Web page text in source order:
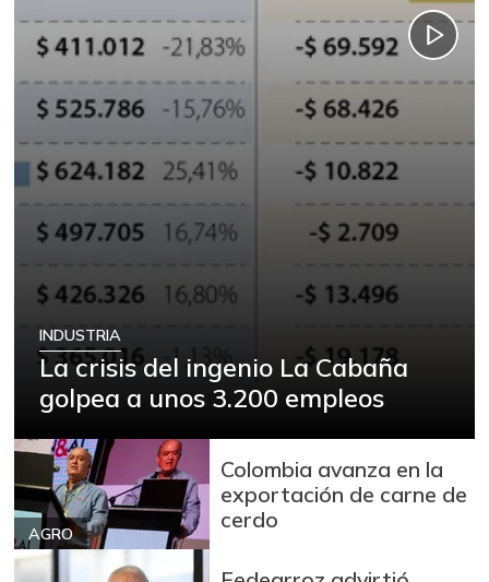
INDUSTRIA
La crisis del ingenio La Cabaña
golpea a unos 3.200 empleos
AGRO
Colombia avanza en la
exportación de carne de
cerdo